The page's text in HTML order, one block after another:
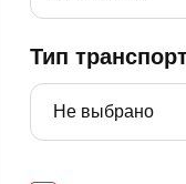
Тип